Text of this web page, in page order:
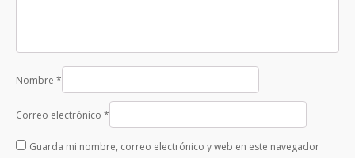
Nombre *
Correo electrónico *
Guarda mi nombre, correo electrónico y web en este navegador